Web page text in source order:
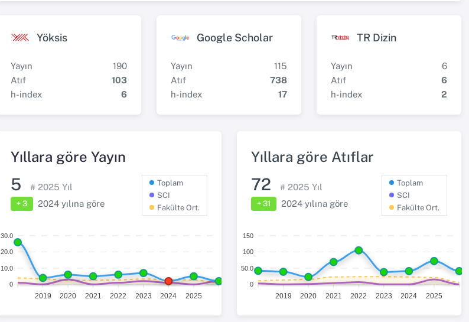
Yöksis
Yayın
190
Atıf
103
h-index
6
Google Scholar
Yayın
115
Atıf
738
h-index
17
TR Dizin
Yayın
6
Atıf
6
h-index
2
Yıllara göre Yayın
5 # 2025 Yıl
+ 3 2024 yılına göre
Toplam
SCI
Fakülte Ort.
30.0
20.0
10.0
0
2019 2020 2021 2022 2023 2024 2025
Yıllara göre Atıflar
72 # 2025 Yıl
+ 31 2024yılına göre
Toplam
SCI
Fakülte Ort.
150
100
50.0
0
2019 2020 2021 2022 2023 2024 2025